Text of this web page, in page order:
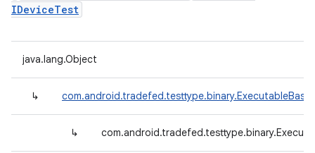
IDeviceTest
java.lang.Object
↳
↳